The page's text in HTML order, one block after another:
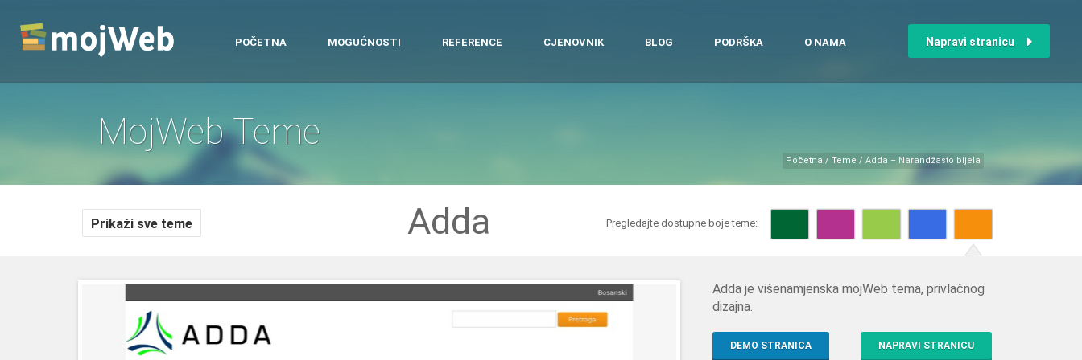
POČETNA MOGUĆNOSTI REFERENCE CJENOVNIK BLOG PODRŠKA O NAMA Napravi stranicu
MojWeb Teme
Početna / Teme / Adda – Narandžasto bijela
Prikaži sve teme Adda Pregledajte dostupne boje teme:
Adda je višenamjenska mojWeb tema, privlačnog
dizajna.
DEMO STRANICA NAPRAVI STRANICU